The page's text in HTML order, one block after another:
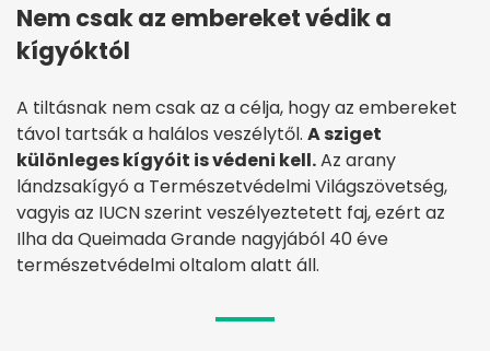
Nem csak az embereket védik a
kígyóktól
A tiltásnak nem csak az a célja, hogy az embereket
távol tartsák a halálos veszélytől. A sziget
különleges kígyóit is védeni kell.Az arany
lándzsakígyó a Természetvédelmi Világszövetség,
vagyis az IUCN szerint veszélyeztetett faj, ezért az
Ilha da Queimada Grande nagyjából 40 éve
természetvédelmi oltalom alatt áll.